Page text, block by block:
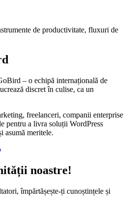
de productivitate, fluxuri de
– o echipă internațională de
discret în culise, ca un
freelanceri, companii enterprise
pentru a livra soluții WordPress
asumă meritele.
noastre!
împărtășește-ți cunoștințele și